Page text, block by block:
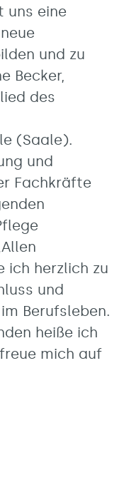
uns eine
und zu
Becker,
des
(Saale).
und
Fachkräfte
ich herzlich zu
und
Berufsleben.
heiße ich
mich auf